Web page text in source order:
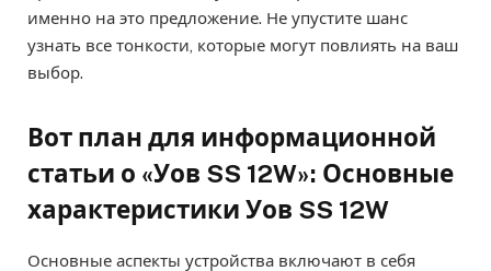
именно на это предложение. Не упустите шанс
узнать все тонкости, которые могут повлиять на ваш
выбор.
Вот план для информационной
статьи о «Уов SS 12W»: Основные
характеристики Уов SS 12W
Основные аспекты устройства включают в себя